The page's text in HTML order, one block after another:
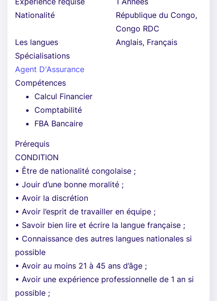
Nationalité
République du Congo,
Congo RDC
Les langues
Anglais, Français
Spécialisations
Agent D'Assurance
Compétences
Calcul Financier
Comptabilité
FBA Bancaire
Prérequis
CONDITION
• Être de nationalité congolaise ;
• Jouir d’une bonne moralité ;
• Avoir la discrétion
• Avoir l’esprit de travailler en équipe ;
• Savoir bien lire et écrire la langue française ;
• Connaissance des autres langues nationales si
possible
• Avoir au moins 21 à 45 ans d’âge ;
• Avoir une expérience professionnelle de 1 an si
possible ;